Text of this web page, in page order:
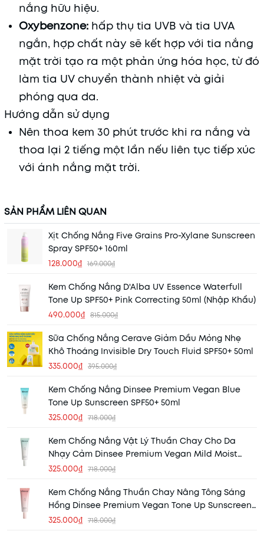
nắng hữu hiệu.
Oxybenzone: hấp thụ tia UVB và tia UVA
ngắn, hợp chất này sẽ kết hợp với tia nắng
mặt trời tạo ra một phản ứng hóa học, từ đó
làm tia UV chuyển thành nhiệt và giải
phóng qua da.
Hướng dẫn sử dụng
Nên thoa kem 30 phút trước khi ra nắng và
thoa lại 2 tiếng một lần nếu liên tục tiếp xúc
với ánh nắng mặt trời.
SẢN PHẨM LIÊN QUAN
Xịt Chống Nắng Five Grains Pro-Xylane Sunscreen
Spray SPF50+ 160ml
128.000₫ 169.000₫
Kem Chống Nắng D'Alba UV Essence Waterfull
Tone Up SPF50+ Pink Correcting 50ml (Nhập Khẩu)
490.000₫ 815.000₫
Sữa Chống Nắng Cerave Giảm Dầu Mỏng Nhẹ
Khô Thoáng Invisible Dry Touch Fluid SPF50+ 50ml
335.000₫ 395.000₫
Kem Chống Nắng Dinsee Premium Vegan Blue
Tone Up Sunscreen SPF50+ 50ml
325.000₫ 718.000₫
Kem Chống Nắng Vật Lý Thuần Chay Cho Da
Nhạy Cảm Dinsee Premium Vegan Mild Moist
Sunscreen SPF50+ 50ml
325.000₫ 718.000₫
Kem Chống Nắng Thuần Chay Nâng Tông Sáng
Hồng Dinsee Premium Vegan Tone Up Sunscreen
SPF50+ 50ml
325.000₫ 718.000₫